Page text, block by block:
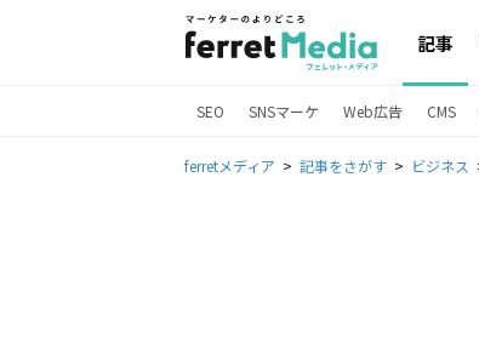
記事
SEO SNSマーケ Web広告 CMS
ferretメディア 記事をさがす ビジネス